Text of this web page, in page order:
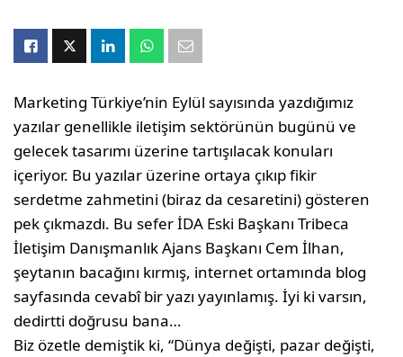
Marketing Türkiye’nin Eylül sayısında yazdığımız
yazılar genellikle iletişim sektörünün bugünü ve
gelecek tasarımı üzerine tartışılacak konuları
içeriyor. Bu yazılar üzerine ortaya çıkıp fi­kir
serdetme zahmetini (biraz da cesaretini) gösteren
pek çıkmazdı. Bu sefer İDA Eski Başkanı Tribeca
İletişim Danışmanlık Ajans Başkanı Cem İlhan,
şeytanın bacağını kırmış, internet ortamında blog
sayfasında cevabî bir yazı yayınlamış. İyi ki varsın,
dedirtti doğrusu bana…
Biz özetle demiştik ki, “Dünya değişti, pa­zar değişti,